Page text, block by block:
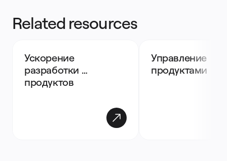
Related resources
Ускорение
разработки
продуктов
Управление
продуктами